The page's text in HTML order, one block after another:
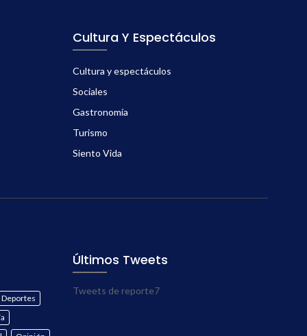
Cultura Y Espectáculos
Cultura y espectáculos
Sociales
Gastronomía
Turismo
Siento Vida
Deportes
Últimos Tweets
Tweets de reporte7